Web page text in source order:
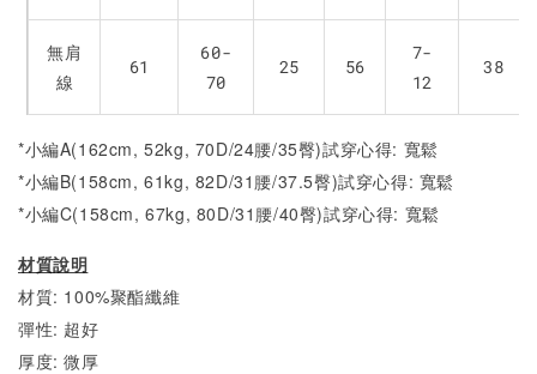
無肩
線
61
60-
70
25 56
7-
12
38
*小編A(162cm, 52kg, 70D/24腰/35臀)試穿心得: 寬鬆
*小編B(158cm, 61kg, 82D/31腰/37.5臀)試穿心得: 寬鬆
*小編C(158cm, 67kg, 80D/31腰/40臀)試穿心得: 寬鬆
材質說明
材質: 100%聚酯纖維
彈性: 超好
厚度: 微厚